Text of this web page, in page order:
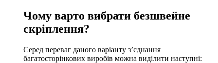
Чому варто вибрати безшвейне
скріплення?
Серед переваг даного варіанту з’єднання
багатосторінкових виробів можна виділити наступні: